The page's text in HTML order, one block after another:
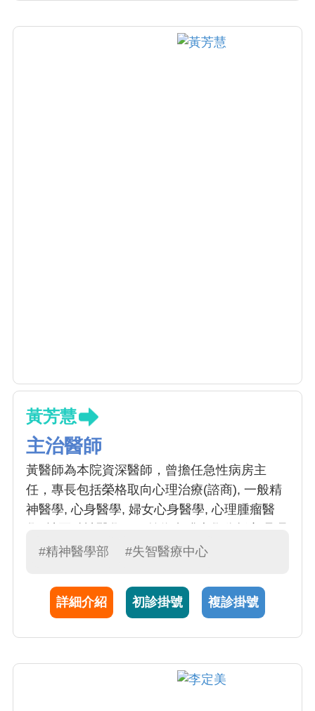
黃芳慧
主治醫師
黃醫師為本院資深醫師，曾擔任急性病房主
任，專長包括榮格取向心理治療(諮商), 一般精
神醫學, 心身醫學, 婦女心身醫學, 心理腫瘤醫
士在職專班進修中。
#精神醫學部 #失智醫療中心
詳細介紹 初診掛號 複診掛號